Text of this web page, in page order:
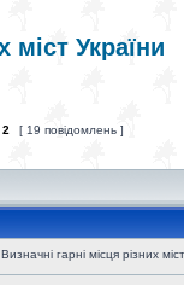
міст України
2 [ 19 повідомлень ]
Визначні гарні місця різних